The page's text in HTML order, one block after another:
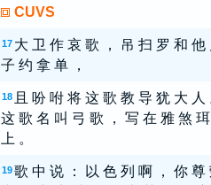
CUVS
17 大 卫 作 哀 歌 ， 吊 扫 罗 和 他
子 约 拿 单 ，
18 且 吩 咐 将 这 歌 教 导 犹 大 人
这 歌 名 叫 弓 歌 ， 写 在 雅 煞
上 。
19 歌 中 说 ： 以 色 列 啊 ， 你 尊